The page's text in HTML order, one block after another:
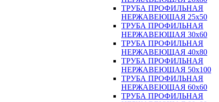
ТРУБА ПРОФИЛЬНАЯ
НЕРЖАВЕЮЩАЯ 25х50
ТРУБА ПРОФИЛЬНАЯ
НЕРЖАВЕЮЩАЯ 30х60
ТРУБА ПРОФИЛЬНАЯ
НЕРЖАВЕЮЩАЯ 40х80
ТРУБА ПРОФИЛЬНАЯ
НЕРЖАВЕЮЩАЯ 50х100
ТРУБА ПРОФИЛЬНАЯ
НЕРЖАВЕЮЩАЯ 60х60
ТРУБА ПРОФИЛЬНАЯ